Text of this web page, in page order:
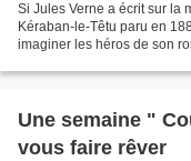
Si Jules Verne a écrit sur la
Kéraban-le-Têtu paru en
imaginer les héros de son
Une semaine " Couleurs de
vous faire rêver